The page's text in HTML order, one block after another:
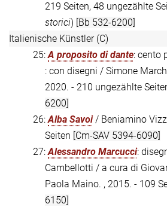
219 Seiten, 48 ungezählte
storici) [Bb 532-6200]
Italienische Künstler (C)
25:A proposito di dante: cento
: con disegni / Simone
2020. - 210 ungezählte
6200]
26:Alba Savoi/ Beniamino
Seiten [Cm-SAV 5394-6090]
27:Alessandro Marcucci:
Cambellotti / a cura di
Paola Maino. , 2015. - 109
6150]